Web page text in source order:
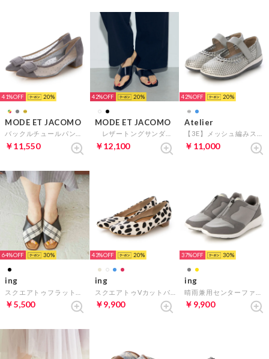
41% 20
MODE ET JACOMO
￥11,550
42% 20
MODE ET JACOMO
￥12,100
42% 20
Atelier
￥11,000
64% 30
ing
￥5,500
43% 20
ing
￥9,900
37% 30
ing
￥9,900